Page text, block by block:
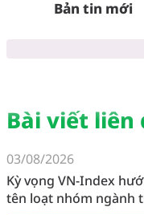
Bản tin mới
Bài viết liên
03/08/2026
Kỳ vọng VN-Index
tên loạt nhóm ngành